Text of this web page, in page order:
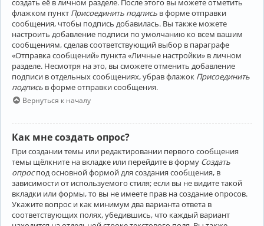
флажком пункт Присоединить подпись в форме отправки
сообщения, чтобы подпись добавилась. Вы также можете
настроить добавление подписи по умолчанию ко всем вашим
сообщениям, сделав соответствующий выбор в параграфе
«Отправка сообщений» пункта «Личные настройки» в личном
разделе. Несмотря на это, вы сможете отменить добавление
подписи в отдельных сообщениях, убрав флажок Присоединить
подпись в форме отправки сообщения.
Вернуться к началу
Как мне создать опрос?
При создании темы или редактировании первого сообщения
темы щёлкните на вкладке или перейдите в форму Создать
опроспод основной формой для создания сообщения, в
зависимости от используемого стиля; если вы не видите такой
вкладки или формы, то вы не имеете прав на создание опросов.
Укажите вопрос и как минимум два варианта ответа в
соответствующих полях, убедившись, что каждый вариант